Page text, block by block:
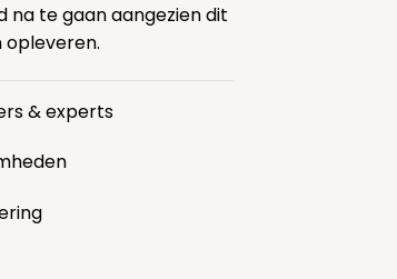
na te gaan aangezien dit
opleveren.
& experts